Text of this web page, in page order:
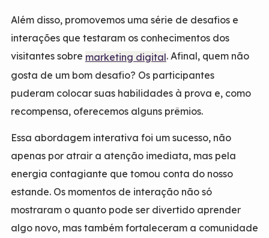
Além disso, promovemos uma série de desafios e
interações que testaram os conhecimentos dos
visitantes sobre marketing digital. Afinal, quem não
gosta de um bom desafio? Os participantes
puderam colocar suas habilidades à prova e, como
recompensa, oferecemos alguns prêmios.
Essa abordagem interativa foi um sucesso, não
apenas por atrair a atenção imediata, mas pela
energia contagiante que tomou conta do nosso
estande. Os momentos de interação não só
mostraram o quanto pode ser divertido aprender
algo novo, mas também fortaleceram a comunidade